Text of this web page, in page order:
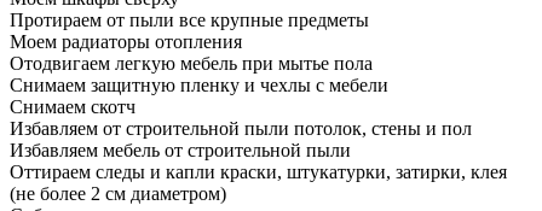
Протираем от пыли все крупные предметы
Моем радиаторы отопления
Отодвигаем легкую мебель при мытье пола
Снимаем защитную пленку и чехлы с мебели
Снимаем скотч
Избавляем от строительной пыли потолок, стены и пол
Избавляем мебель от строительной пыли
Оттираем следы и капли краски, штукатурки, затирки, клея
(не более 2 см диаметром)